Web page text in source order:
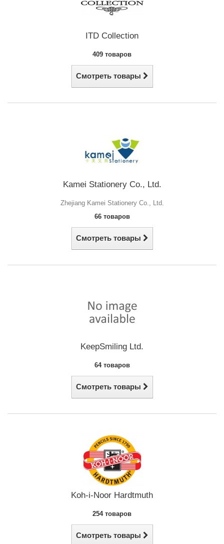
ITD Collection
409 товаров
Смотреть товары
Kamei Stationery Co., Ltd.
Zhejiang Kamei Stationery Co., Ltd.
66 товаров
Смотреть товары
KeepSmiling Ltd.
64 товаров
Смотреть товары
Koh-i-Noor Hardtmuth
254 товаров
Смотреть товары